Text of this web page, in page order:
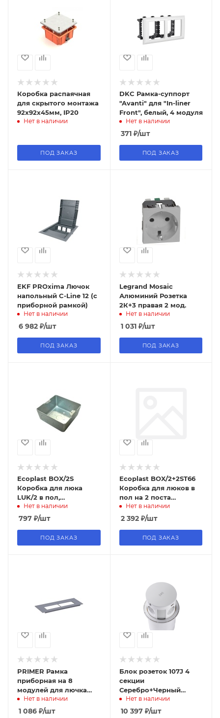
Коробка распаячная
для скрытого монтажа
92х92х45мм, IP20
Нет в наличии
ПОД ЗАКАЗ
DKC Рамка-суппорт
"Avanti" для "In-liner
Front", белый, 4 модуля
Нет в наличии
371₽/шт
ПОД ЗАКАЗ
EKF PROxima Лючок
напольный C-Line 12 (с
приборной рамкой)
Нет в наличии
6 982 ₽/шт
ПОД ЗАКАЗ
Legrand Mosaic
Алюминий Розетка
2К+3 правая 2 мод.
Нет в наличии
1 031₽/шт
ПОД ЗАКАЗ
Ecoplast BOX/2S
Коробка для люка
LUK/2 в пол,
металлическая для
заливки в бетон
Нет в наличии
797 ₽/шт
ПОД ЗАКАЗ
Ecoplast BOX/2+2ST66
Коробка для люков в
пол на 2 поста
(45х45мм)+2 модуля
(45х22,5) (70025),
Нет в наличии
2 392₽/шт
ПОД ЗАКАЗ
PRIMER Рамка
приборная на 8
модулей для лючка
ONFLOOR 24 IEK
Нет в наличии
1 086 ₽/шт
Блок розеток 107J 4
секции
Серебро+Черный
Полуавтоматический
d=120мм 2 USB + 2 RJ-
Нет в наличии
10 397₽/шт